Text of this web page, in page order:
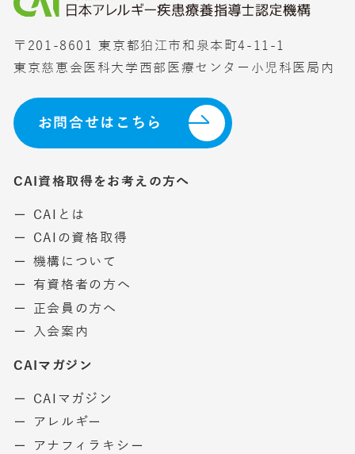
〒201-8601 東京都狛江市和泉本町4-11-1
東京慈恵会医科大学西部医療センター小児科医局内
お問合せはこちら
CAI資格取得をお考えの方へ
ー CAIとは
ー CAIの資格取得
ー 機構について
ー 有資格者の方へ
ー 正会員の方へ
ー 入会案内
CAIマガジン
ー CAIマガジン
ー アレルギー
ー アナフィラキシー